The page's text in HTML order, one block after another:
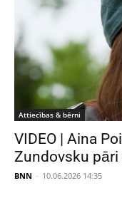
Attiecības & bērni
VIDEO | Aina
Zundovsku
BNN - 10.06.2026 14:35